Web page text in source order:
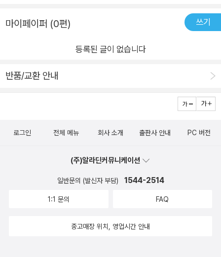
(얘는 심지어 내가 여왕벌을 지적하고 혼내는 순간에 끼어들어
그 사이를 채우며 여왕벌의 수족 노릇을 하면서 선생님 앞에서는
그 여왕벌 노릇 하고 싶은거.​이 미친 조합의 시작이 바로 그놈의
로 번져 애들 적당히 먹을거 먹여놓고 나래 엄마처럼 일생기면
쁜 그 사교 모임이다. 결국 그 아이들 부모는 뒤로는 나에게 전화
상쳐받고 나쁜 영향을 받았다며 멀어지고 싶다고 했다. 적극 권장
하는 바라고, 댁 네 아이들은 기질적으로 맞지 않다고 했으나. 한
요청하고 힘들다 울고, 일년 내내 이 난리를 반복. 오.. 인생...ㅋ​나
어른인 나에게도 큰 울림을 준다. 각자의 사연이 마음 깊은 곳에
책 속 모든 아이들이, 그리고 우리 아이들 역시, 지금 각자에게 가
는다.
이. 진허수허수는 왜 이곳에 왔고 어디로 돌아간것일까?●정말 3
초면 가능할까?아이들 사이의 사랑과 우정 이야기가 너무 재미
있었고 예뻐보였다.●현악사중주는 읽으면서 마음이 좀 힘들었
고 아이들 사이의 관계를 어른이 개입하는 것은 옳지않은것 같단
너무 슬픈일이다.그러나 몸은 늙어가지만 마음은 그렇지 않다.할
에 없었다.●내가 주호 엄마였다면? 나는 이렇게 할 수 없었을것
운일이 아닐것이다.그러나 내 가족이고 내 아이기에 더 노력하고
다.알고는 있지만 배려하는것이 쉽지않다는 것도 알고있다.●사
랑과 우정사이에서 힘들었던 찬우와 범준. 알고보니 둘은 모두 짝
할 수 없는 큰 고민거리인가보다.두 아이의 우정이 오래오래 이어
마이페이퍼 (0편) 쓰기
등록된 글이 없습니다
반품/교환 안내
로그인 전체 메뉴 회사 소개 출판사 안내 PC 버전
(주)알라딘커뮤니케이션
일반문의 (발신자 부담) 1544-2514
1:1 문의 FAQ
중고매장 위치, 영업시간 안내